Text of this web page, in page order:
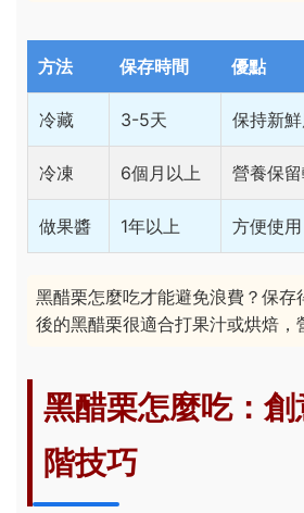
方法 保存時間 優點
冷藏 3-5天 保持新
冷凍 6個月以上 營養保
做果醬 1年以上 方便使用
黑醋栗怎麼吃才能避免浪費？保存
後的黑醋栗很適合打果汁或烘焙，
黑醋栗怎麼吃：
階技巧